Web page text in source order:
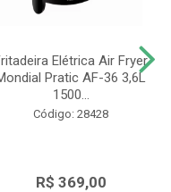
Elétrica Air Fryer
Pratic AF-36 3,6L
1500...
Código: 28428
R$ 369,00